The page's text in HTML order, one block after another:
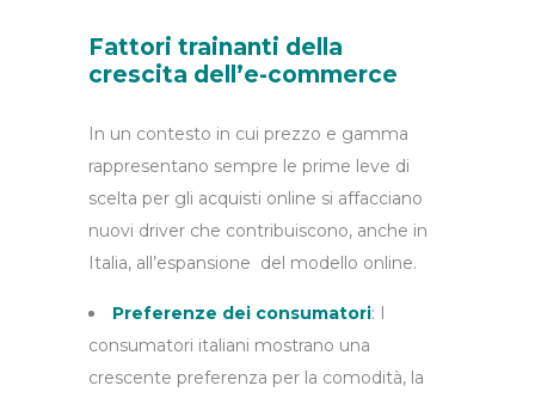
Fattori trainanti della
crescita dell’e-commerce
In un contesto in cui prezzo e gamma
rappresentano sempre le prime leve di
scelta per gli acquisti online si affacciano
nuovi driver che contribuiscono, anche in
Italia, all’espansione del modello online.
Preferenze dei consumatori:
consumatori italiani mostrano una
crescente preferenza per la comodità, la